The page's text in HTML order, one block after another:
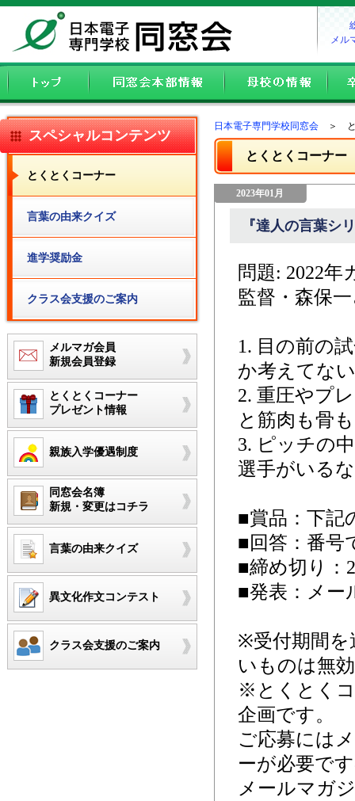
メル
スペシャルコンテンツ
とくとくコーナー
言葉の由来クイズ
進学奨励金
クラス会支援のご案内
メルマガ会員
新規会員登録
とくとくコーナー
プレゼント情報
親族入学優遇制度
同窓会名簿
新規・変更はコチラ
言葉の由来クイズ
異文化作文コンテスト
クラス会支援のご案内
日本電子専門学校同窓会 ＞ と
とくとくコーナ
2023年01月
『達人の言葉シ
問題: 2022
監督・森保
1. 目の前の
か考えてな
2. 重圧やプ
と筋肉も骨
3. ピッチの
選手がいる
■賞品：下記
■回答：番号
■締め切り：
■発表：メー
※受付期間を
いものは無
※とくとく
企画です。
ご応募には
ーが必要で
メールマガ